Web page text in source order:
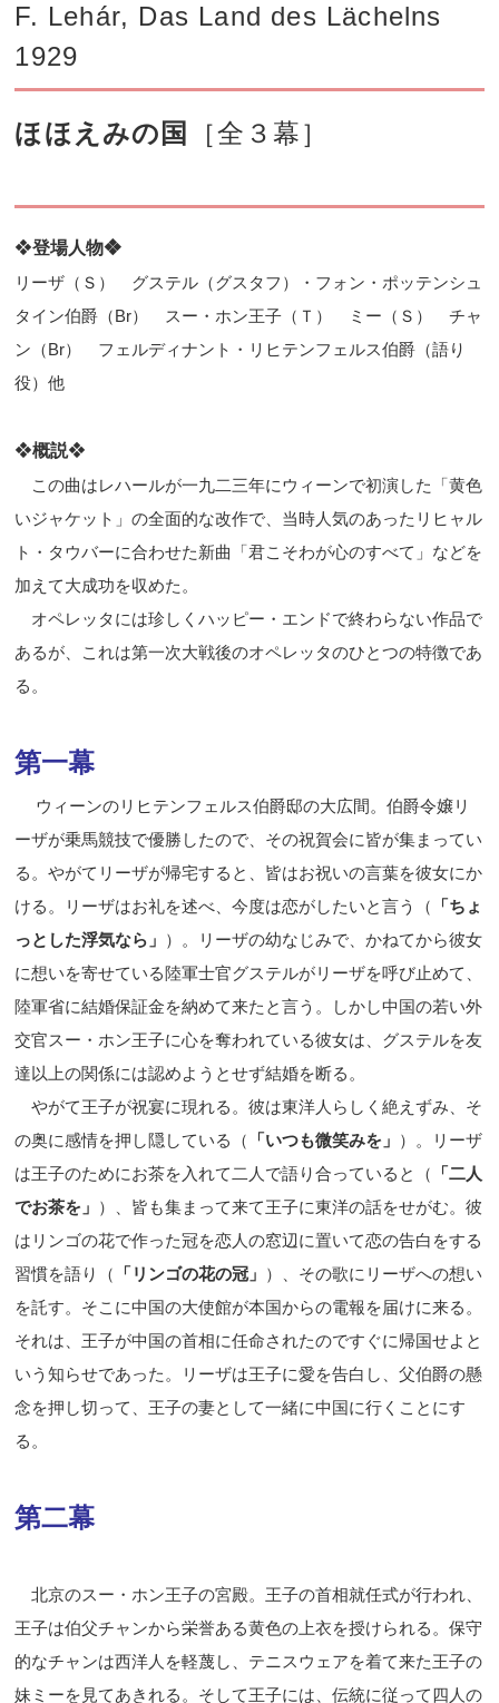
F. Lehár, Das Land des Lächelns
1929
ほほえみの国 ［全３幕］
❖登場人物❖
リーザ（Ｓ） グステル（グスタフ）・フォン・ポッテンシュ
タイン伯爵（Br） スー・ホン王子（Ｔ） ミー（Ｓ） チャ
ン（Br） フェルディナント・リヒテンフェルス伯爵（語り
役）他
❖概説❖
この曲はレハールが一九二三年にウィーンで初演した「黄色
いジャケット」の全面的な改作で、当時人気のあったリヒャル
ト・タウバーに合わせた新曲「君こそわが心のすべて」などを
加えて大成功を収めた。
オペレッタには珍しくハッピー・エンドで終わらない作品で
あるが、これは第一次大戦後のオペレッタのひとつの特徴であ
る。
第一幕
ウィーンのリヒテンフェルス伯爵邸の大広間。伯爵令嬢リ
ーザが乗馬競技で優勝したので、その祝賀会に皆が集まってい
る。やがてリーザが帰宅すると、皆はお祝いの言葉を彼女にか
ける。リーザはお礼を述べ、今度は恋がしたいと言う（
「ちょ
っとした浮気なら」 ）。リーザの幼なじみで、かねてから彼女
に想いを寄せている陸軍士官グステルがリーザを呼び止めて、
陸軍省に結婚保証金を納めて来たと言う。しかし中国の若い外
交官スー・ホン王子に心を奪われている彼女は、グステルを友
達以上の関係には認めようとせず結婚を断る。
やがて王子が祝宴に現れる。彼は東洋人らしく絶えずみ、そ
の奥に感情を押し隠している（
「いつも微笑みを」 ）。リーザ
は王子のためにお茶を入れて二人で語り合っていると（
「二人
でお茶を」 ）、皆も集まって来て王子に東洋の話をせがむ。彼
はリンゴの花で作った冠を恋人の窓辺に置いて恋の告白をする
習慣を語り（
「リンゴの花の冠」 ）、その歌にリーザへの想い
を託す。そこに中国の大使館が本国からの電報を届けに来る。
それは、王子が中国の首相に任命されたのですぐに帰国せよと
いう知らせであった。リーザは王子に愛を告白し、父伯爵の懸
念を押し切って、王子の妻として一緒に中国に行くことにす
る。
第二幕
北京のスー・ホン王子の宮殿。王子の首相就任式が行われ、
王子は伯父チャンから栄誉ある黄色の上衣を授けられる。保守
的なチャンは西洋人を軽蔑し、テニスウェアを着て来た王子の
妹ミーを見てあきれる。そして王子には、伝統に従って四人の